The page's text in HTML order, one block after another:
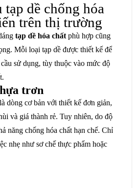
tạp dề chống hóa
trên thị trường
tạp dề hóa chất phù hợp cũng
Mỗi loại tạp dề được thiết kế để
sử dụng, tùy thuộc vào mức độ
trơn
là dòng cơ bản với thiết kế đơn giản,
và giá thành rẻ. Tuy nhiên, do độ
năng chống hóa chất hạn chế. Chỉ
nhẹ như sơ chế thực phẩm hoặc